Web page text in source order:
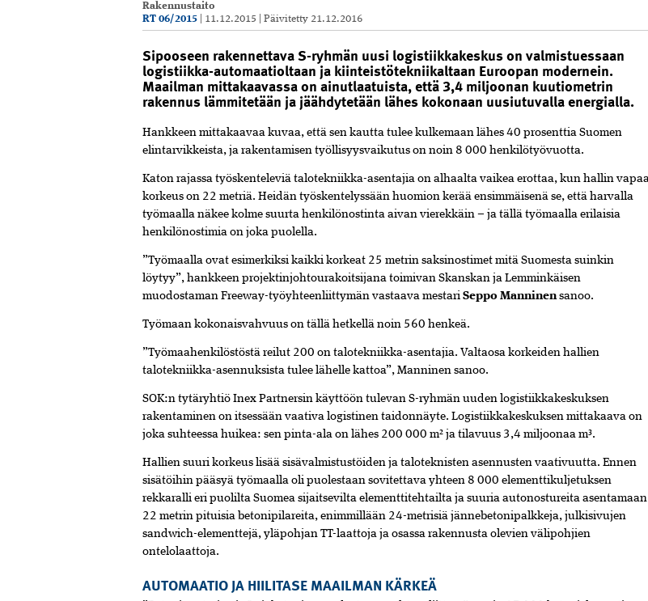
Rakennustaito
RT 06/2015
11.12.2015 |Päivitetty 21.12.2016
Sipooseen rakennettava S-ryhmän uusi logistiikkakeskus on valmistuessaan
logistiikka-automaatioltaan ja kiinteistötekniikaltaan Euroopan modernein.
Maailman mittakaavassa on ainutlaatuista, että 3,4 miljoonan kuutiometrin
rakennus lämmitetään ja jäähdytetään lähes kokonaan uusiutuvalla energialla.
Hankkeen mittakaavaa kuvaa, että sen kautta tulee kulkemaan lähes 40 prosenttia Suomen
elintarvikkeista, ja rakentamisen työllisyysvaikutus on noin 8 000 henkilötyövuotta.
Katon rajassa työskenteleviä talotekniikka-asentajia on alhaalta vaikea erottaa, kun hallin
korkeus on 22 metriä. Heidän työskentelyssään huomion kerää ensimmäisenä se, että harvalla
työmaalla näkee kolme suurta henkilönostinta aivan vierekkäin – ja tällä työmaalla erilaisia
henkilönostimia on joka puolella.
”Työmaalla ovat esimerkiksi kaikki korkeat 25 metrin saksinostimet mitä Suomesta suinkin
löytyy”, hankkeen projektinjohtourakoitsijana toimivan Skanskan ja Lemminkäisen
muodostaman Freeway-työyhteenliittymän vastaava mestariSeppo Manninensanoo.
Työmaan kokonaisvahvuus on tällä hetkellä noin 560 henkeä.
”Työmaahenkilöstöstä reilut 200 on talotekniikka-asentajia. Valtaosa korkeiden hallien
talotekniikka-asennuksista tulee lähelle kattoa”, Manninen sanoo.
SOK:n tytäryhtiö Inex Partnersin käyttöön tulevan S-ryhmän uuden logistiikkakeskuksen
rakentaminen on itsessään vaativa logistinen taidonnäyte. Logistiikkakeskuksen mittakaava on
joka suhteessa huikea: sen pinta-ala on lähes 200 000 m² ja tilavuus 3,4 miljoonaa m³.
Hallien suuri korkeus lisää sisävalmistustöiden ja taloteknisten asennusten vaativuutta. Ennen
sisätöihin pääsyä työmaalla oli puolestaan sovitettava yhteen 8 000 elementtikuljetuksen
rekkaralli eri puolilta Suomea sijaitsevilta elementtitehtailta ja suuria autonostureita asentamaan
22 metrin pituisia betonipilareita, enimmillään 24-metrisiä jännebetonipalkkeja, julkisivujen
sandwich-elementtejä, yläpohjan TT-laattoja ja osassa rakennusta olevien välipohjien
ontelolaattoja.
AUTOMAATIO JA HIILITASE MAAILMAN KÄRKEÄ